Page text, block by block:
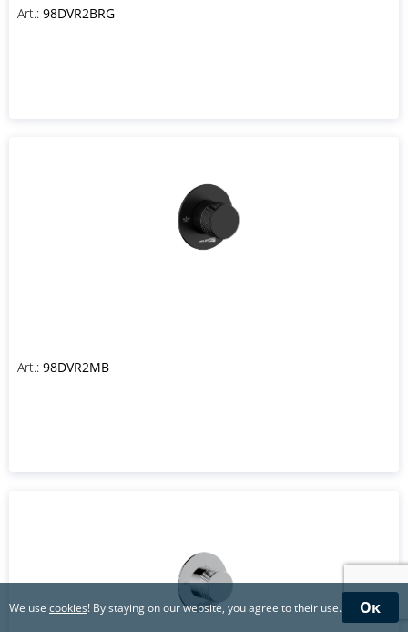
Art.: 98DVR2BRG
Art.: 98DVR2MB
We use cookies! By staying on our website, you agree to their use. Ок